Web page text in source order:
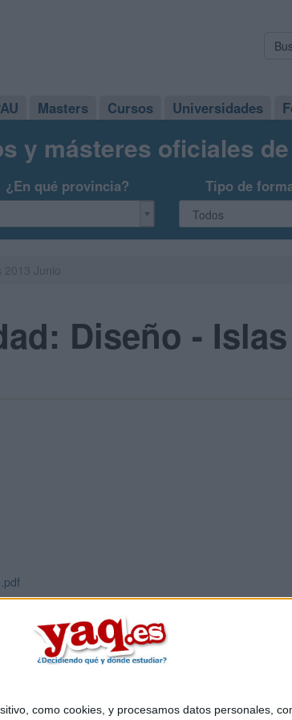
como cookies, y procesamos datos personales,
Masters Cursos Universidades
y másteres oficiales
¿En qué provincia? Tipo de
Diseño -
Quiénes somos|Contactar|Anúnciate